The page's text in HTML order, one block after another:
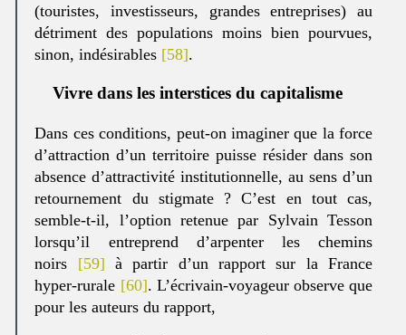
(touristes, investisseurs, grandes entreprises) au
détriment des populations moins bien pourvues,
sinon, indésirables [58].
Vivre dans les interstices du capitalisme
Dans ces conditions, peut-on imaginer que la force
d’attraction d’un territoire puisse résider dans son
absence d’attractivité institutionnelle, au sens d’un
retournement du stigmate ? C’est en tout cas,
semble-t-il, l’option retenue par Sylvain Tesson
lorsqu’il entreprend d’arpenter les chemins
noirs [59] à partir d’un rapport sur la France
hyper-rurale [60]. L’écrivain-voyageur observe que
pour les auteurs du rapport,